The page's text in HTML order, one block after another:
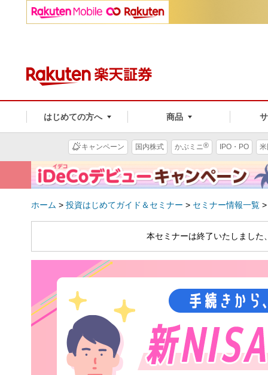
はじめての方へ 商品
キャンペーン 国内株式 かぶミニ® IPO・PO
ホーム > 投資はじめてガイド＆セミナー > セミナー情報一覧
本セミナーは終了いたしまし